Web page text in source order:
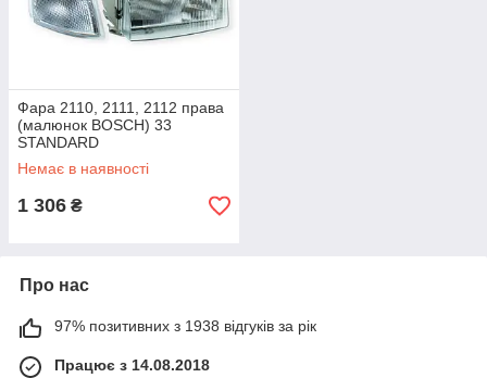
Фара 2110, 2111, 2112 права
(малюнок BOSCH) 33
STANDARD
Немає в наявності
1 306 ₴
Про нас
97% позитивних з 1938 відгуків за рік
Працює з 14.08.2018